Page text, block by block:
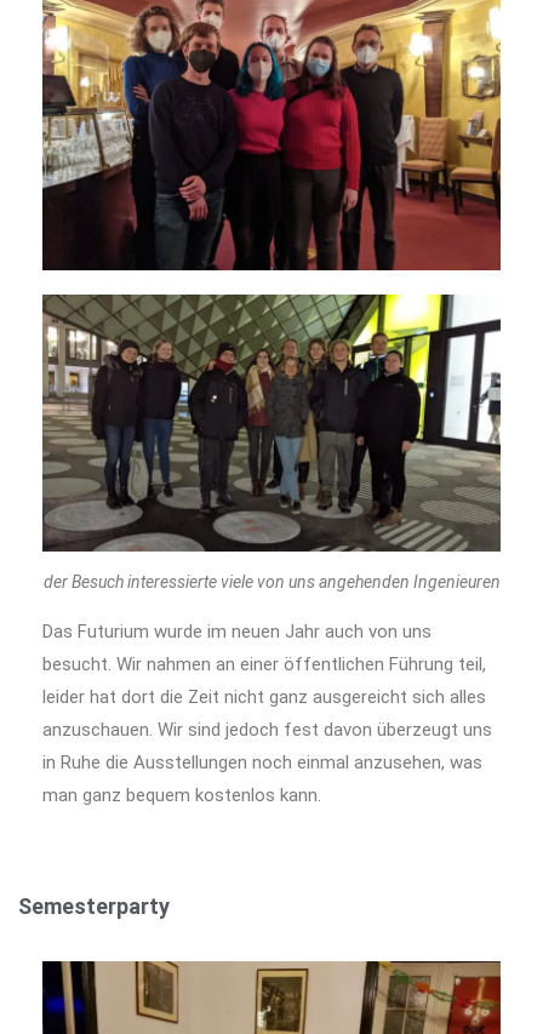
der Besuch interessierte viele von uns angehenden Ingenieuren
Das Futurium wurde im neuen Jahr auch von uns
besucht. Wir nahmen an einer öffentlichen Führung teil,
leider hat dort die Zeit nicht ganz ausgereicht sich alles
anzuschauen. Wir sind jedoch fest davon überzeugt uns
in Ruhe die Ausstellungen noch einmal anzusehen, was
man ganz bequem kostenlos kann.
Semesterparty